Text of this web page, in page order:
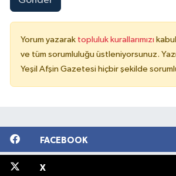
Yorum yazarak topluluk kurallarımızı
ve tüm sorumluluğu üstleniyorsunuz.
Yeşil Afşin Gazetesi hiçbir şekilde
FACEBOOK
X